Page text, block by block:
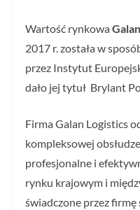
Wartość rynkowa
2017 r. została w
przez Instytut
dało jej tytuł Brylant
Firma Galan Logistics
kompleksowej
profesjonalne i
rynku krajowym i
świadczone przez